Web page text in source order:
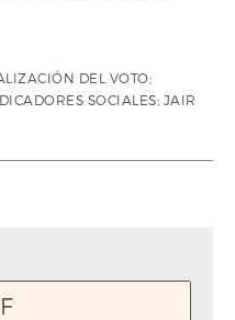
DEL VOTO;
SOCIALES; JAIR